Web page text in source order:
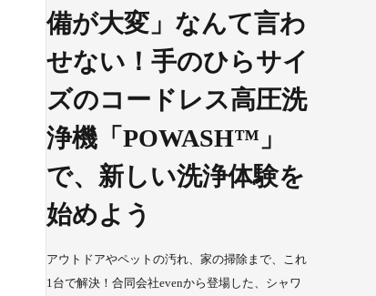
備が大変」なんて言わ
せない！手のひらサイ
ズのコードレス高圧洗
浄機「POWASH™」
で、新しい洗浄体験を
始めよう
アウトドアやペットの汚れ、家の掃除まで、これ
1台で解決！合同会社evenから登場した、シャワ